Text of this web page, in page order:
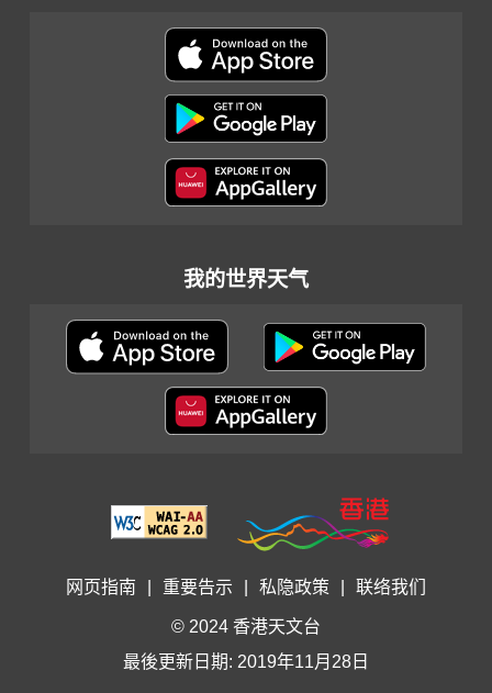
我的世界天气
网页指南 重要告示 私隐政策 联络我们
© 2024 香港天文台
最後更新日期: 2019年11月28日